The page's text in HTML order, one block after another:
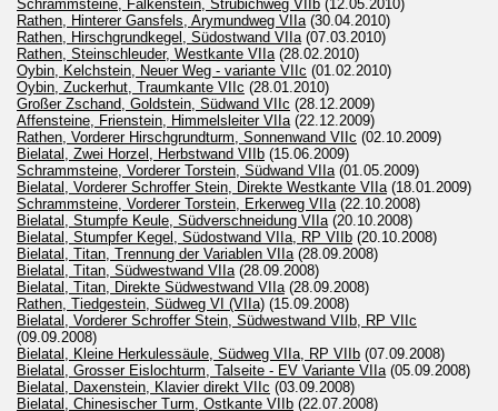
Schrammsteine, Falkenstein, Strubichweg VIIb (12.05.2010)
Rathen, Hinterer Gansfels, Arymundweg VIIa (30.04.2010)
Rathen, Hirschgrundkegel, Südostwand VIIa (07.03.2010)
Rathen, Steinschleuder, Westkante VIIa (28.02.2010)
Oybin, Kelchstein, Neuer Weg - variante VIIc (01.02.2010)
Oybin, Zuckerhut, Traumkante VIIc (28.01.2010)
Großer Zschand, Goldstein, Südwand VIIc (28.12.2009)
Affensteine, Frienstein, Himmelsleiter VIIa (22.12.2009)
Rathen, Vorderer Hirschgrundturm, Sonnenwand VIIc (02.10.2009)
Bielatal, Zwei Horzel, Herbstwand VIIb (15.06.2009)
Schrammsteine, Vorderer Torstein, Südwand VIIa (01.05.2009)
Bielatal, Vorderer Schroffer Stein, Direkte Westkante VIIa (18.01.2009)
Schrammsteine, Vorderer Torstein, Erkerweg VIIa (22.10.2008)
Bielatal, Stumpfe Keule, Südverschneidung VIIa (20.10.2008)
Bielatal, Stumpfer Kegel, Südostwand VIIa, RP VIIb (20.10.2008)
Bielatal, Titan, Trennung der Variablen VIIa (28.09.2008)
Bielatal, Titan, Südwestwand VIIa (28.09.2008)
Bielatal, Titan, Direkte Südwestwand VIIa (28.09.2008)
Rathen, Tiedgestein, Südweg VI (VIIa) (15.09.2008)
Bielatal, Vorderer Schroffer Stein, Südwestwand VIIb, RP VIIc
(09.09.2008)
Bielatal, Kleine Herkulessäule, Südweg VIIa, RP VIIb (07.09.2008)
Bielatal, Grosser Eislochturm, Talseite - EV Variante VIIa (05.09.2008)
Bielatal, Daxenstein, Klavier direkt VIIc (03.09.2008)
Bielatal, Chinesischer Turm, Ostkante VIIb (22.07.2008)